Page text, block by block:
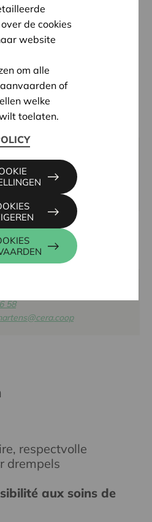
PEETERSSTRAAT 30,
58
respectvolle
drempels
aux soins de
de cookies
website
om alle
of
welke
toelaten.